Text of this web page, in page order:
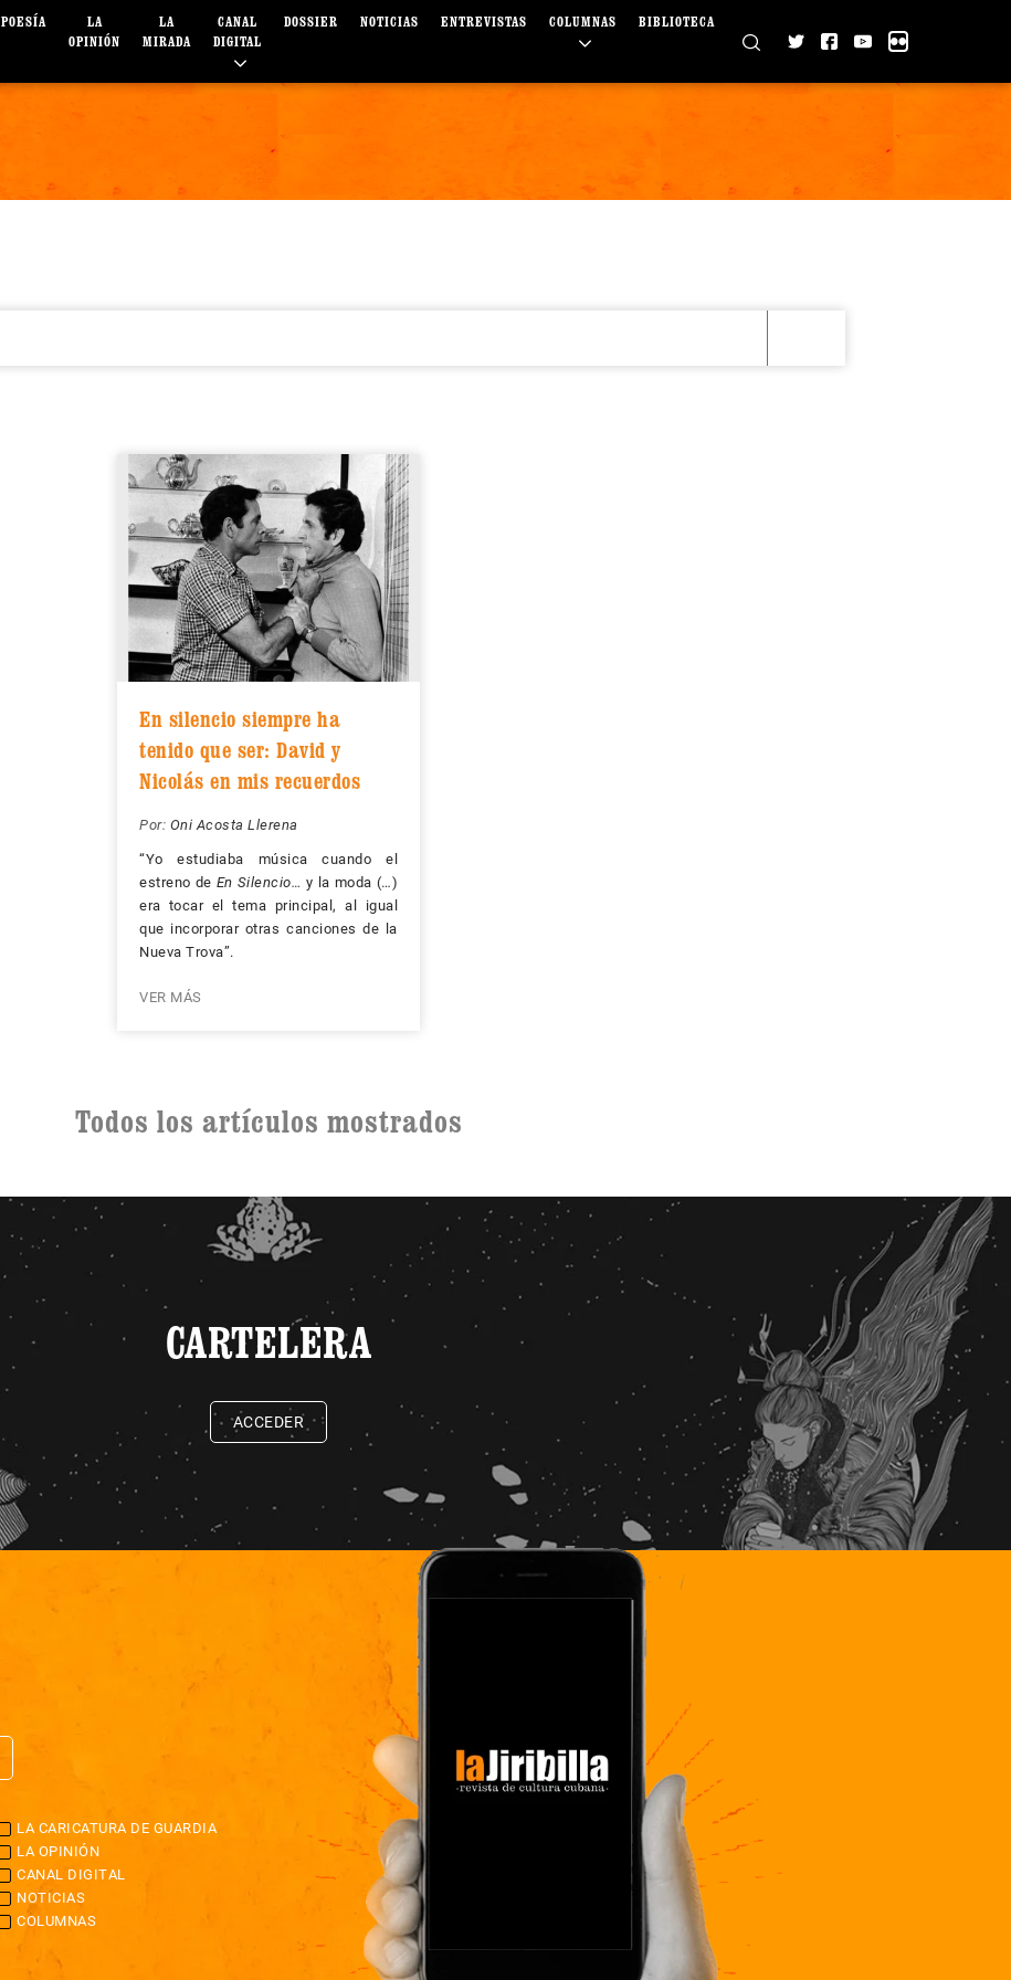
POESÍA
LA
OPINIÓN
LA
MIRADA
CANAL
DIGITAL
DOSSIER NOTICIAS ENTREVISTAS COLUMNAS BIBLIOTECA
En silencio siempre ha
tenido que ser: David y
Nicolás en mis recuerdos
Por: Oni Acosta Llerena
“Yo estudiaba música cuando el
estreno de En Silencio… y la moda (…)
era tocar el tema principal, al igual
que incorporar otras canciones de la
Nueva Trova”.
VER MÁS
Todos los artículos mostrados
CARTELERA
ACCEDER
LA CARICATURA DE GUARDIA
LA OPINIÓN
CANAL DIGITAL
NOTICIAS
COLUMNAS